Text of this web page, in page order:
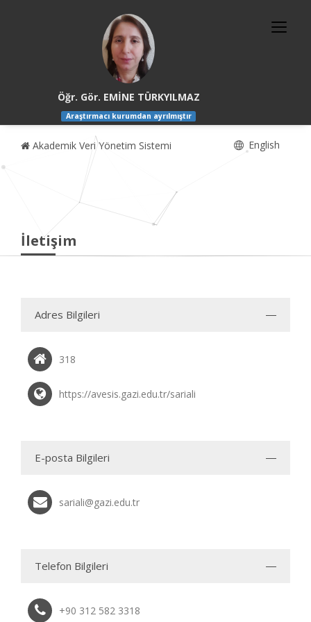
Öğr. Gör. EMİNE TÜRKYILMAZ
Araştırmacı kurumdan ayrılmıştır
Akademik Veri Yönetim Sistemi English
İletişim
Adres Bilgileri
318
https://avesis.gazi.edu.tr/sariali
E-posta Bilgileri
sariali@gazi.edu.tr
Telefon Bilgileri
+90 312 582 3318